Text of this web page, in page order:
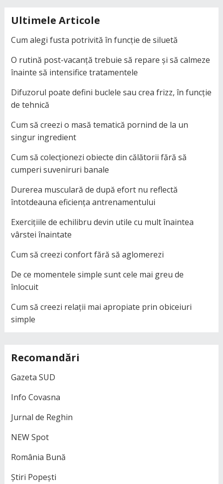
Ultimele Articole
Cum alegi fusta potrivită în funcție de siluetă
O rutină post-vacanță trebuie să repare și să calmeze
înainte să intensifice tratamentele
Difuzorul poate defini buclele sau crea frizz, în funcție
de tehnică
Cum să creezi o masă tematică pornind de la un
singur ingredient
Cum să colecționezi obiecte din călătorii fără să
cumperi suveniruri banale
Durerea musculară de după efort nu reflectă
întotdeauna eficiența antrenamentului
Exercițiile de echilibru devin utile cu mult înaintea
vârstei înaintate
Cum să creezi confort fără să aglomerezi
De ce momentele simple sunt cele mai greu de
înlocuit
Cum să creezi relații mai apropiate prin obiceiuri
simple
Recomandări
Gazeta SUD
Info Covasna
Jurnal de Reghin
NEW Spot
România Bună
Știri Popești